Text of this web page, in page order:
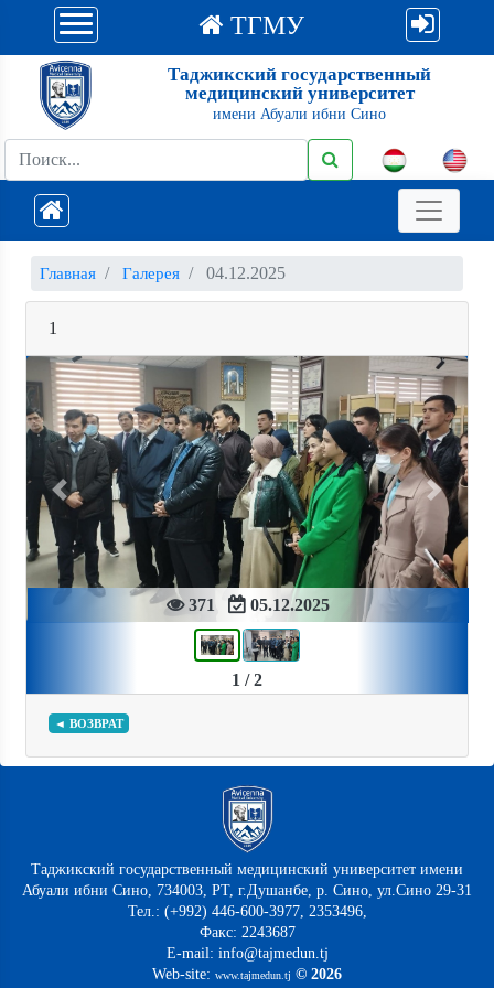
ТГМУ
Таджикский государственный
медицинский университет
имени Абуали ибни Сино
Главная Галерея 04.12.2025
1
371 05.12.2025
Previous Next
1 / 2
◄ ВОЗВРАТ
Таджикский государственный медицинский университет имени
Абуали ибни Сино, 734003, РТ, г.Душанбе, р. Сино, ул.Сино 29-31
Тел.: (+992) 446-600-3977, 2353496,
Факс: 2243687
E-mail: info@tajmedun.tj
Web-site: www.tajmedun.tj © 2026